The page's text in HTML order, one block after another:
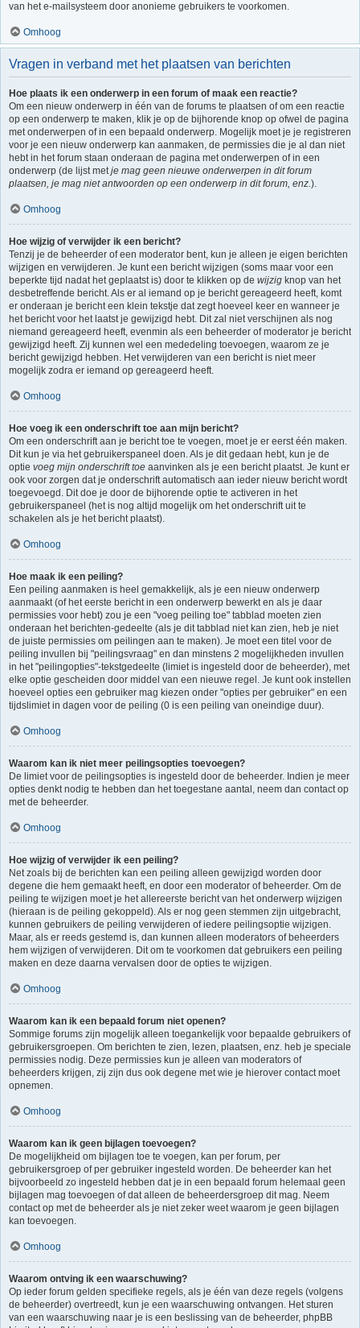
van het e-mailsysteem door anonieme gebruikers te voorkomen.
Omhoog
Vragen in verband met het plaatsen van berichten
Hoe plaats ik een onderwerp in een forum of maak een reactie?
Om een nieuw onderwerp in één van de forums te plaatsen of om een reactie
op een onderwerp te maken, klik je op de bijhorende knop op ofwel de pagina
met onderwerpen of in een bepaald onderwerp. Mogelijk moet je je registreren
voor je een nieuw onderwerp kan aanmaken, de permissies die je al dan niet
hebt in het forum staan onderaan de pagina met onderwerpen of in een
onderwerp (de lijst metje mag geen nieuwe onderwerpen in dit forum
plaatsen, je mag niet antwoorden op een onderwerp in dit forum, enz.).
Omhoog
Hoe wijzig of verwijder ik een bericht?
Tenzij je de beheerder of een moderator bent, kun je alleen je eigen berichten
wijzigen en verwijderen. Je kunt een bericht wijzigen (soms maar voor een
beperkte tijd nadat het geplaatst is) door te klikken op de wijzig knop van het
desbetreffende bericht. Als er al iemand op je bericht gereageerd heeft, komt
er onderaan je bericht een klein tekstje dat zegt hoeveel keer en wanneer je
het bericht voor het laatst je gewijzigd hebt. Dit zal niet verschijnen als nog
niemand gereageerd heeft, evenmin als een beheerder of moderator je bericht
gewijzigd heeft. Zij kunnen wel een mededeling toevoegen, waarom ze je
bericht gewijzigd hebben. Het verwijderen van een bericht is niet meer
mogelijk zodra er iemand op gereageerd heeft.
Omhoog
Hoe voeg ik een onderschrift toe aan mijn bericht?
Om een onderschrift aan je bericht toe te voegen, moet je er eerst één maken.
Dit kun je via het gebruikerspaneel doen. Als je dit gedaan hebt, kun je de
optie voeg mijn onderschrift toe aanvinken als je een bericht plaatst. Je kunt er
ook voor zorgen dat je onderschrift automatisch aan ieder nieuw bericht wordt
toegevoegd. Dit doe je door de bijhorende optie te activeren in het
gebruikerspaneel (het is nog altijd mogelijk om het onderschrift uit te
schakelen als je het bericht plaatst).
Omhoog
Hoe maak ik een peiling?
Een peiling aanmaken is heel gemakkelijk, als je een nieuw onderwerp
aanmaakt (of het eerste bericht in een onderwerp bewerkt en als je daar
permissies voor hebt) zou je een "voeg peiling toe" tabblad moeten zien
onderaan het berichten-gedeelte (als je dit tabblad niet kan zien, heb je niet
de juiste permissies om peilingen aan te maken). Je moet een titel voor de
peiling invullen bij "peilingsvraag" en dan minstens 2 mogelijkheden invullen
in het "peilingopties"-tekstgedeelte (limiet is ingesteld door de beheerder), met
elke optie gescheiden door middel van een nieuwe regel. Je kunt ook instellen
hoeveel opties een gebruiker mag kiezen onder "opties per gebruiker" en een
tijdslimiet in dagen voor de peiling (0 is een peiling van oneindige duur).
Omhoog
Waarom kan ik niet meer peilingsopties toevoegen?
De limiet voor de peilingsopties is ingesteld door de beheerder. Indien je meer
opties denkt nodig te hebben dan het toegestane aantal, neem dan contact op
met de beheerder.
Omhoog
Hoe wijzig of verwijder ik een peiling?
Net zoals bij de berichten kan een peiling alleen gewijzigd worden door
degene die hem gemaakt heeft, en door een moderator of beheerder. Om de
peiling te wijzigen moet je het allereerste bericht van het onderwerp wijzigen
(hieraan is de peiling gekoppeld). Als er nog geen stemmen zijn uitgebracht,
kunnen gebruikers de peiling verwijderen of iedere peilingsoptie wijzigen.
Maar, als er reeds gestemd is, dan kunnen alleen moderators of beheerders
hem wijzigen of verwijderen. Dit om te voorkomen dat gebruikers een peiling
maken en deze daarna vervalsen door de opties te wijzigen.
Omhoog
Waarom kan ik een bepaald forum niet openen?
Sommige forums zijn mogelijk alleen toegankelijk voor bepaalde gebruikers of
gebruikersgroepen. Om berichten te zien, lezen, plaatsen, enz. heb je speciale
permissies nodig. Deze permissies kun je alleen van moderators of
beheerders krijgen, zij zijn dus ook degene met wie je hierover contact moet
opnemen.
Omhoog
Waarom kan ik geen bijlagen toevoegen?
De mogelijkheid om bijlagen toe te voegen, kan per forum, per
gebruikersgroep of per gebruiker ingesteld worden. De beheerder kan het
bijvoorbeeld zo ingesteld hebben dat je in een bepaald forum helemaal geen
bijlagen mag toevoegen of dat alleen de beheerdersgroep dit mag. Neem
contact op met de beheerder als je niet zeker weet waarom je geen bijlagen
kan toevoegen.
Omhoog
Waarom ontving ik een waarschuwing?
Op ieder forum gelden specifieke regels, als je één van deze regels (volgens
de beheerder) overtreedt, kun je een waarschuwing ontvangen. Het sturen
van een waarschuwing naar je is een beslissing van de beheerder, phpBB